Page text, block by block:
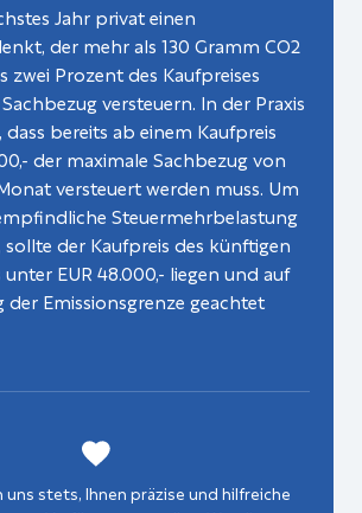
Jahr privat einen
der mehr als 130 Gramm CO2
zwei Prozent des Kaufpreises
versteuern. In der Praxis
bereits ab einem Kaufpreis
der maximale Sachbezug von
versteuert werden muss. Um
Steuermehrbelastung
sollte der Kaufpreis des künftigen
EUR 48.000,- liegen und auf
der Emissionsgrenze geachtet
uns stets, Ihnen präzise und hilfreiche